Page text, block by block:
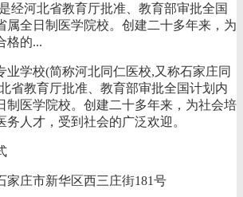
经河北省教育厅批准、教育部审批全国
属全日制医学院校。创建二十多年来，为
格的...
业学校(简称河北同仁医校,又称石家庄同
省教育厅批准、教育部审批全国计划内
制医学院校。创建二十多年来，为社会培
务人才，受到社会的广泛欢迎。
家庄市新华区西三庄街181号